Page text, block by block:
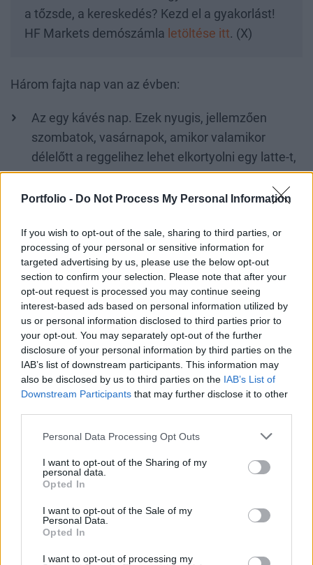
Portfolio - Do Not Process My Personal Information
If you wish to opt-out of the sale, sharing to third parties, or
processing of your personal or sensitive information for
targeted advertising by us, please use the below opt-out
section to confirm your selection. Please note that after your
opt-out request is processed you may continue seeing
interest-based ads based on personal information utilized by
us or personal information disclosed to third parties prior to
your opt-out. You may separately opt-out of the further
disclosure of your personal information by third parties on the
IAB’s list of downstream participants. This information may
also be disclosed by us to third parties on the IAB’s List of
Downstream Participants that may further disclose it to other
Personal Data Processing Opt Outs
I want to opt-out of the Sharing of my
personal data.
Opted In
I want to opt-out of the Sale of my
Personal Data.
Opted In
I want to opt-out of processing my
a tőzsde, a kereskedés? Kezd el a gyakorlást!
HF Markets demószámla letöltése itt. (X)
Három fajta nap van az évben:
Az egy kávés nap. Ezek nyugis, jellemzően
szombatok, vasárnapok, amikor valamikor
délelőtt a reggelihez lehet elkortyolni egy latte-t,
gyerekkori nevén tejeskávét.
Két kávés nap. Itt már sűrűbb, dolgos
capuccinoval, délután pedig egy ristrettoval.
Három kávés nap. Ez a legritkább esetben fordul
elő, amikor elöntik az embert a teendők, és akár
éjszakába nyúlóan kell befejezni egy-egy
határidős munkát. Ilyenkor az ember
legszívesebben maga mellé készítene az
íróasztalra egy vödör feketét amerikai módra, de
talán három jól időzített espressoval is beéri.
Akármilyen nap is van tehát, a kávé nem maradhat
A fekete ital és annak alapanyaga olyannyira
alapvető termék, hogy a világ lakosságának közel
40%-a fogyasztja ezt hozzám hasonlóan napi
arány jóval magasabb, például az Egyesült
Államokban három emberből kettő teszi ugyanezt,
de az élen Hollandia és a Skandináv országok járnak,